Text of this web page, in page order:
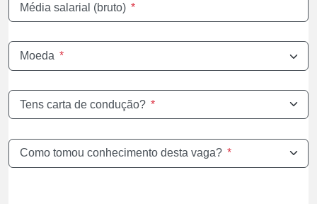
Média salarial (bruto) *
Moeda *
Tens carta de condução? *
Como tomou conhecimento desta vaga? *